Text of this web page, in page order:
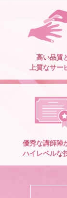
高い品質
上質なサー
優秀な講師陣
ハイレベルな